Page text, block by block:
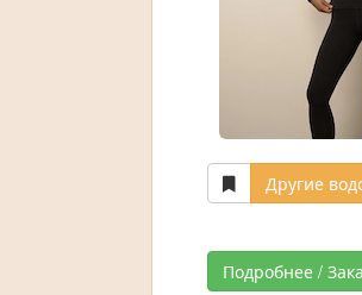
Другие
Подробнее /